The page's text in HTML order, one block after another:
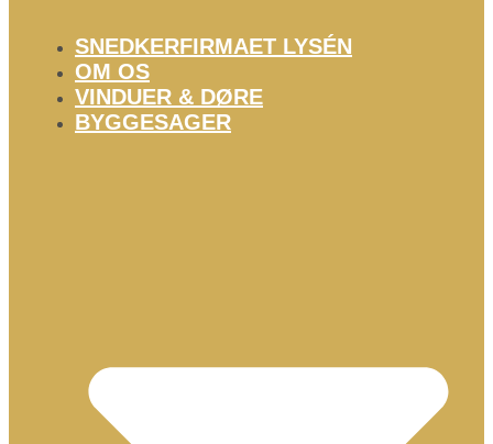
SNEDKERFIRMAET LYSÉN
OM OS
VINDUER & DØRE
BYGGESAGER